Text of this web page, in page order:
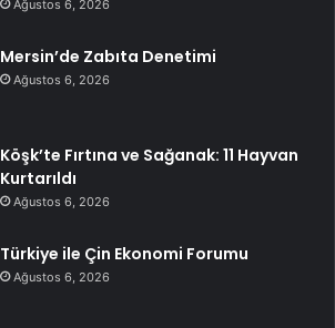
Ağustos 6, 2026
Mersin’de Zabıta Denetimi
Ağustos 6, 2026
Köşk’te Fırtına ve Sağanak: 11 Hayvan
Kurtarıldı
Ağustos 6, 2026
Türkiye ile Çin Ekonomi Forumu
Ağustos 6, 2026